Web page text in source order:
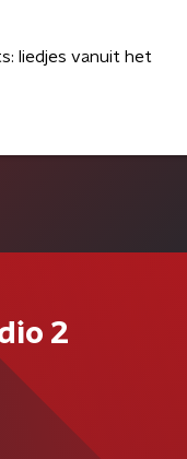
liedjes vanuit het
2